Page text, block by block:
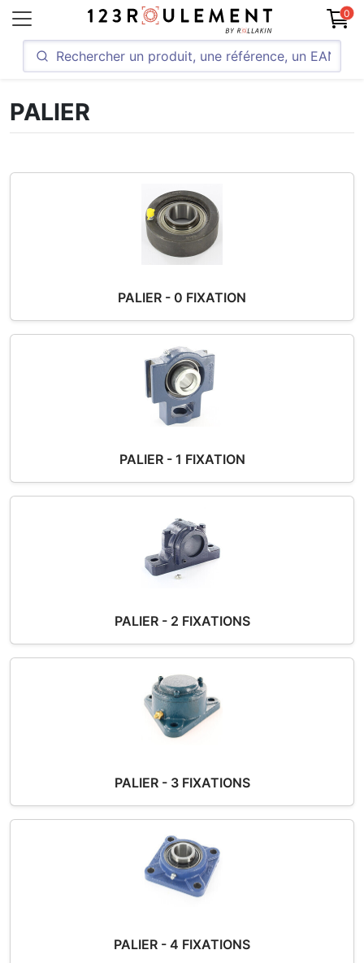
0
PALIER
PALIER - 0 FIXATION
PALIER - 1 FIXATION
PALIER - 2 FIXATIONS
PALIER - 3 FIXATIONS
PALIER - 4 FIXATIONS